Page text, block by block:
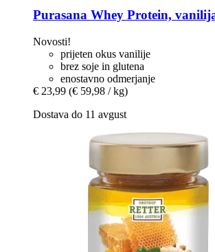
Purasana Whey Protein,
Novosti!
prijeten okus vanilije
brez soje in glutena
enostavno odmerjanje
€ 23,99 (€ 59,98 / kg)
Dostava do 11 avgust